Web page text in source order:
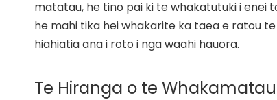
matatau, he tino pai ki te whakatutuki i enei
he mahi tika hei whakarite ka taea e ratou
hiahiatia ana i roto i nga waahi hauora.
Te Hiranga o te